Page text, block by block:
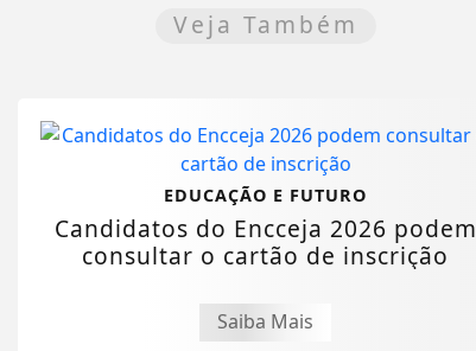
Veja Também
EDUCAÇÃO E FUTURO
Candidatos do Encceja 2026 podem
consultar o cartão de inscrição
Saiba Mais